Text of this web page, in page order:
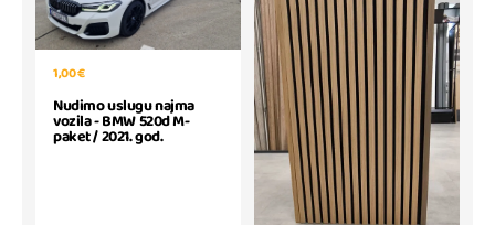
1,00 €
Nudimo uslugu najma
vozila - BMW 520d M-
paket / 2021. god.